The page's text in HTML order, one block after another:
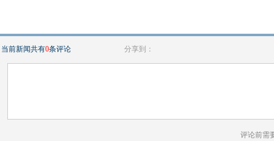
当前新闻共有0条评论 分享到：
评论前需